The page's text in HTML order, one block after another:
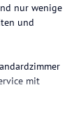
nur wenige
und
mit